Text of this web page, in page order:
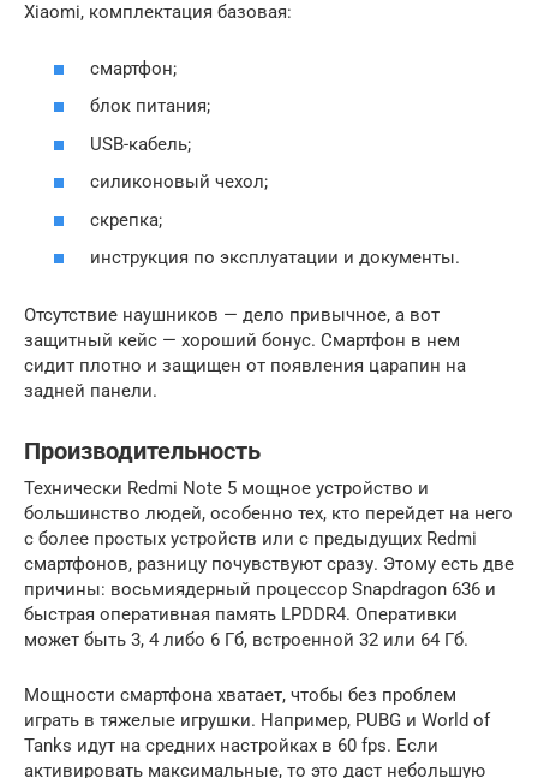
Xiaomi, комплектация базовая:
смартфон;
блок питания;
USB-кабель;
силиконовый чехол;
скрепка;
инструкция по эксплуатации и документы.
Отсутствие наушников — дело привычное, а вот
защитный кейс — хороший бонус. Смартфон в нем
сидит плотно и защищен от появления царапин на
задней панели.
Производительность
Технически Redmi Note 5 мощное устройство и
большинство людей, особенно тех, кто перейдет на него
с более простых устройств или с предыдущих Redmi
смартфонов, разницу почувствуют сразу. Этому есть две
причины: восьмиядерный процессор Snapdragon 636 и
быстрая оперативная память LPDDR4. Оперативки
может быть 3, 4 либо 6 Гб, встроенной 32 или 64 Гб.
Мощности смартфона хватает, чтобы без проблем
играть в тяжелые игрушки. Например, PUBG и World of
Tanks идут на средних настройках в 60 fps. Если
активировать максимальные, то это даст небольшую